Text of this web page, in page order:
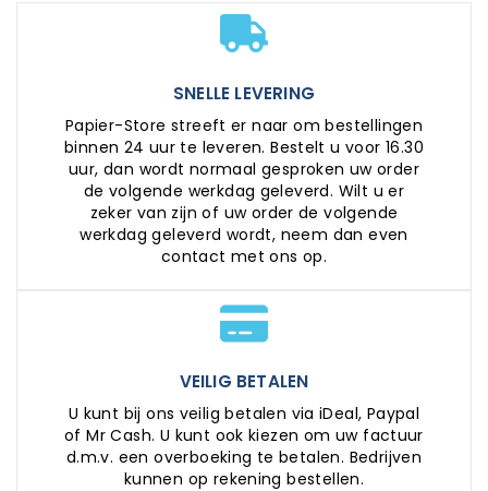
SNELLE LEVERING
Papier-Store streeft er naar om bestellingen
binnen 24 uur te leveren. Bestelt u voor 16.30
uur, dan wordt normaal gesproken uw order
de volgende werkdag geleverd. Wilt u er
zeker van zijn of uw order de volgende
werkdag geleverd wordt, neem dan even
contact met ons op.
VEILIG BETALEN
U kunt bij ons veilig betalen via iDeal, Paypal
of Mr Cash. U kunt ook kiezen om uw factuur
d.m.v. een overboeking te betalen. Bedrijven
kunnen op rekening bestellen.